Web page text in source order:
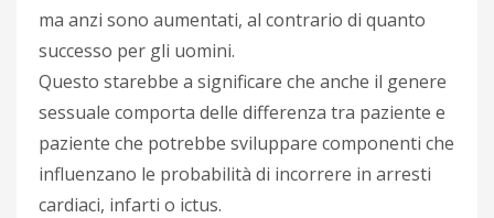
ma anzi sono aumentati, al contrario di quanto
successo per gli uomini.
Questo starebbe a significare che anche il genere
sessuale comporta delle differenza tra paziente e
paziente che potrebbe sviluppare componenti che
influenzano le probabilità di incorrere in arresti
cardiaci, infarti o ictus.